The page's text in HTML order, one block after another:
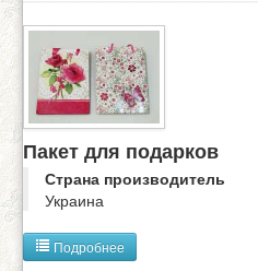
Пакет для подарков
Страна производитель
Украина
Подробнее